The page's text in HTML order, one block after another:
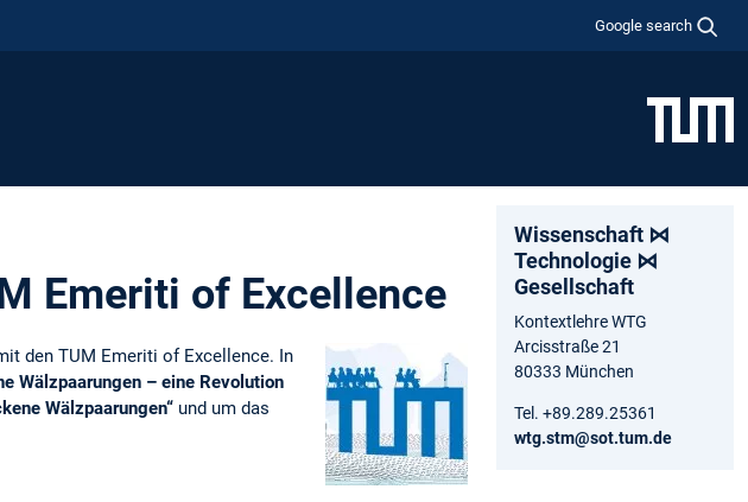
Google search
Emeriti of Excellence
den TUM Emeriti of Excellence. In
Wälzpaarungen – eine Revolution
Wälzpaarungen“ und um das
Wissenschaft ⋈
Technologie ⋈
Gesellschaft
Kontextlehre WTG
Arcisstraße 21
80333 München
Tel. +89.289.25361
wtg.stm@sot.tum.de